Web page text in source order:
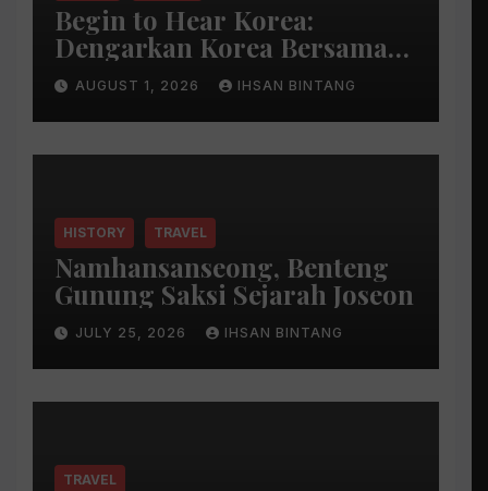
Begin to Hear Korea:
Dengarkan Korea Bersama
Park Bo Gum
AUGUST 1, 2026 IHSAN BINTANG
HISTORY TRAVEL
Namhansanseong, Benteng
Gunung Saksi Sejarah Joseon
JULY 25, 2026 IHSAN BINTANG
TRAVEL